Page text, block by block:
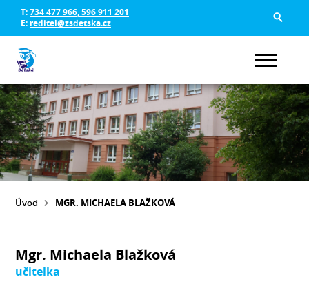
T:734 477 966, 596 911 201
E: reditel@zsdetska.cz
Úvod MGR. MICHAELA BLAŽKOVÁ
Mgr. Michaela Blažková
učitelka